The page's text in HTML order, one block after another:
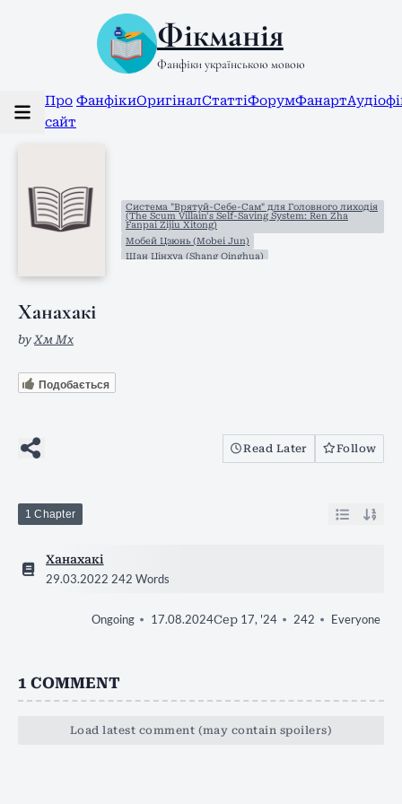
Фікманія
Фанфіки українською мовою
Про
сайт
ФанфікиОригіналСтаттіФорумФанарт
Система "Врятуй-Себе-Сам" для Головного лиходія
(The Scum Villain's Self-Saving System: Ren Zha
Fanpai Zijiu Xitong)
Мобей Цзюнь (Mobei Jun)
Шан Цінхуа (Shang Qinghua)
Ханахакі
by Хм Мх
Подобається
Read Later Follow
1 Chapter
Ханахакі
29.03.2022 242 Words
Ongoing 17.08.2024Сер 17, '24 242 Everyone
1 COMMENT
Load latest comment (may contain spoilers)